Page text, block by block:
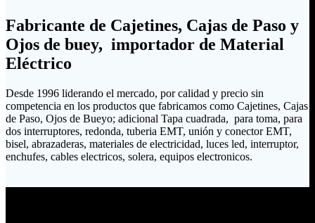
Fabricante de Cajetines, Cajas de Paso y
Ojos de buey, importador de Material
Eléctrico
Desde 1996 liderando el mercado, por calidad y precio sin
competencia en los productos que fabricamos como Cajetines, Cajas
de Paso, Ojos de Bueyo; adicional Tapa cuadrada, para toma, para
dos interruptores, redonda, tuberia EMT, unión y conector EMT,
bisel, abrazaderas, materiales de electricidad, luces led, interruptor,
enchufes, cables electricos, solera, equipos electronicos.